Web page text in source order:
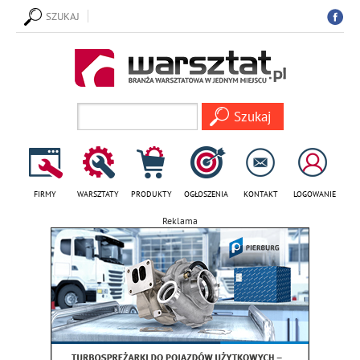
SZUKAJ
FIRMY WARSZTATY PRODUKTY OGŁOSZENIA KONTAKT LOGOWANIE
Reklama